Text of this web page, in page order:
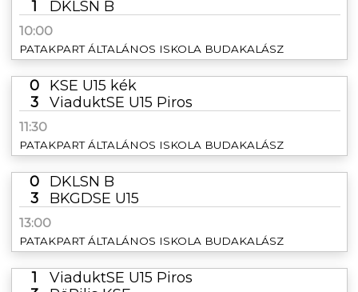
1
DKLSN B
10:00
PATAKPART ÁLTALÁNOS ISKOLA BUDAKALÁSZ
0
KSE U15 kék
3
ViaduktSE U15 Piros
11:30
PATAKPART ÁLTALÁNOS ISKOLA BUDAKALÁSZ
0
DKLSN B
3
BKGDSE U15
13:00
PATAKPART ÁLTALÁNOS ISKOLA BUDAKALÁSZ
1
ViaduktSE U15 Piros